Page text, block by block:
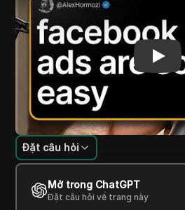
Giới thiệu nội dung
Đặt câu hỏi
Mở trong ChatGPT
Đặt câu hỏi về trang này
Trong video này, Alex Hormozi
quảng cáo trên Facebook thành